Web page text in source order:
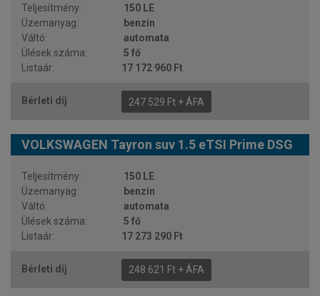
150 LE
benzin
automata
5 fő
17 172 960 Ft
247 529 Ft + ÁFA
VOLKSWAGEN Tayron suv 1.5 eTSI Prime DSG
150 LE
benzin
automata
5 fő
17 273 290 Ft
248 621 Ft + ÁFA